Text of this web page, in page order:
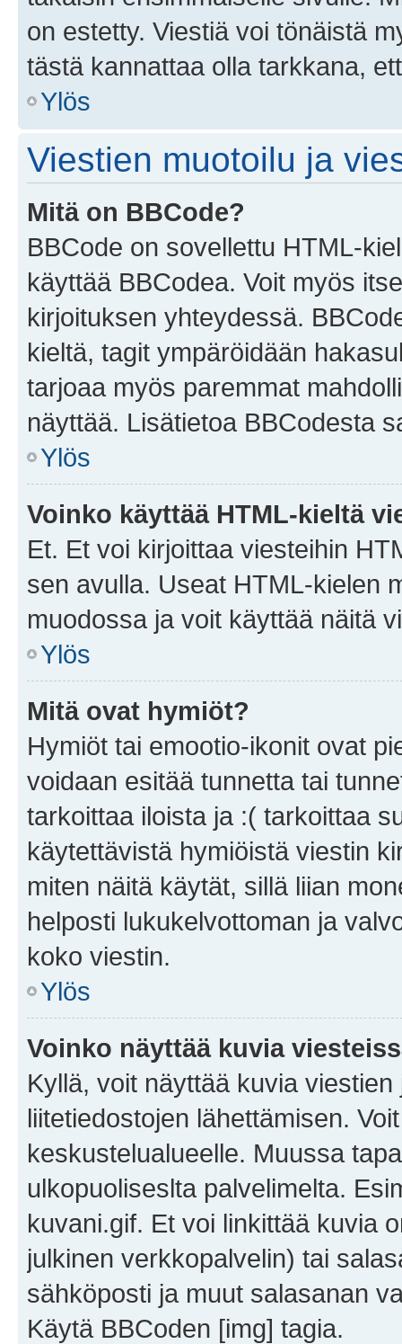
on estetty. Viestiä voi tönäistä
tästä kannattaa olla tarkkana,
Ylös
Viestien muotoilu ja
Mitä on BBCode?
BBCode on sovellettu HTML-
käyttää BBCodea. Voit myös
kirjoituksen yhteydessä.
kieltä, tagit ympäröidään
tarjoaa myös paremmat
näyttää. Lisätietoa BBCodesta
Ylös
Voinko käyttää HTML-kieltä
Et. Et voi kirjoittaa viesteihin
sen avulla. Useat HTML-kielen
muodossa ja voit käyttää näitä
Ylös
Mitä ovat hymiöt?
Hymiöt tai emootio-ikonit ovat
voidaan esitää tunnetta tai
tarkoittaa iloista ja :( tarkoittaa
käytettävistä hymiöistä viestin
miten näitä käytät, sillä liian
helposti lukukelvottoman ja
koko viestin.
Ylös
Voinko näyttää kuvia
Kyllä, voit näyttää kuvia
liitetiedostojen lähettämisen.
keskustelualueelle. Muussa
ulkopuoliseslta palvelimelta.
kuvani.gif. Et voi linkittää kuvia
julkinen verkkopalvelin) tai
sähköposti ja muut salasanan
Käytä BBCoden [img] tagia.